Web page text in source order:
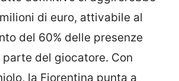
di euro, attivabile al
del 60% delle presenze
del giocatore. Con
la Fiorentina punta a